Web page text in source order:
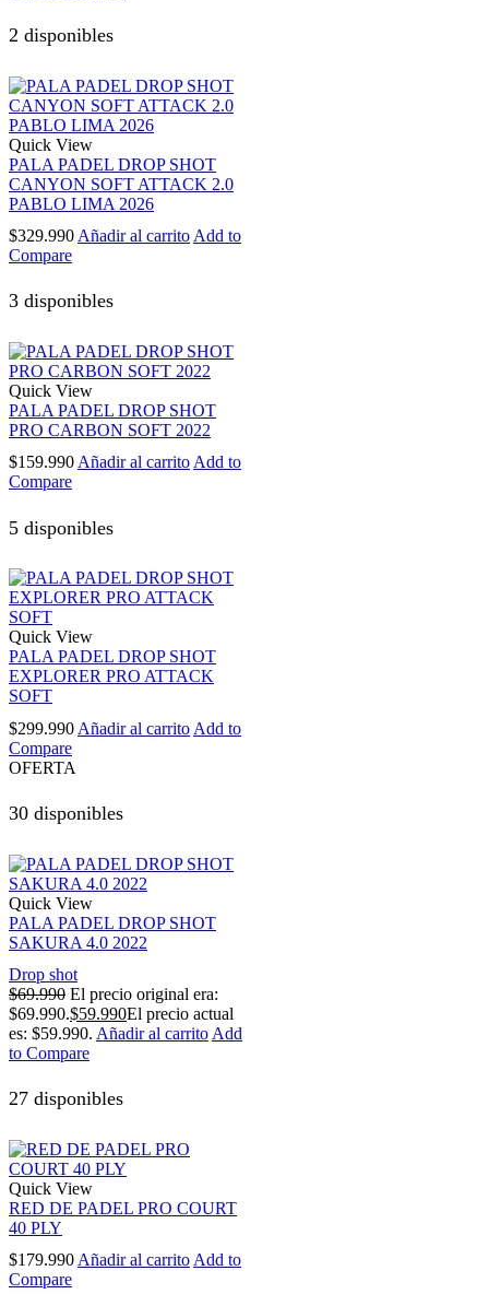
2 disponibles
Quick View
PALA PADEL DROP SHOT
CANYON SOFT ATTACK 2.0
PABLO LIMA 2026
$329.990 Añadir al carrito Add to
Compare
3 disponibles
Quick View
PALA PADEL DROP SHOT
PRO CARBON SOFT 2022
$159.990 Añadir al carrito Add to
Compare
5 disponibles
Quick View
PALA PADEL DROP SHOT
EXPLORER PRO ATTACK
SOFT
$299.990 Añadir al carrito Add to
Compare
OFERTA
30 disponibles
Quick View
PALA PADEL DROP SHOT
SAKURA 4.0 2022
Drop shot
$69.990 El precio original era:
$69.990.$59.990El precio actual
es: $59.990. Añadir al carrito Add
to Compare
27 disponibles
Quick View
RED DE PADEL PRO COURT
40 PLY
$179.990 Añadir al carrito Add to
Compare